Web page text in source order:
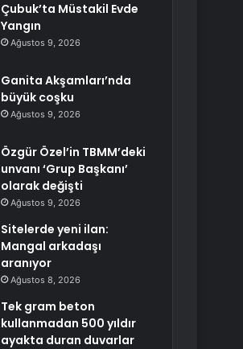
Çubuk’ta Müstakil Evde
Yangın
Ağustos 9, 2026
Ganita Akşamları’nda
büyük coşku
Ağustos 9, 2026
Özgür Özel’in TBMM’deki
unvanı ‘Grup Başkanı’
olarak değişti
Ağustos 9, 2026
Sitelerde yeni ilan:
Mangal arkadaşı
aranıyor
Ağustos 8, 2026
Tek gram beton
kullanmadan 500 yıldır
ayakta duran duvarlar